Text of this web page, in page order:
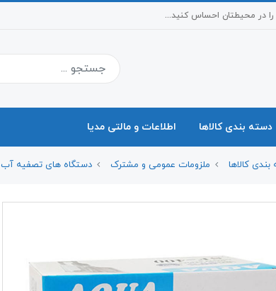
را در محیطتان احساس کنید...
دسته بندی کالاها اطلاعات و مالتی مدیا
کالاها ملزومات عمومی و مشترک دستگاه های تصفیه آب